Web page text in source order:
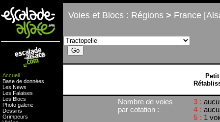
Accueil
Base de données
Les News
Les Falaises
Les Blocs
Photo galerie
Dessins
Grimpeurs
Voies et Blocs : Régions > France
Nombre de voies
par cotation :
3 :
4 :
5 : 1